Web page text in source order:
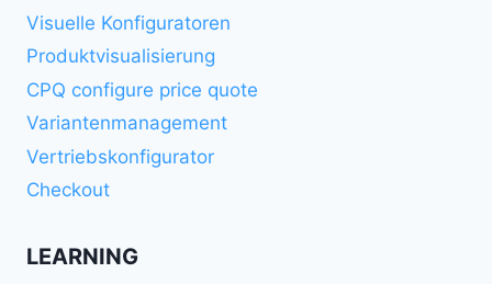
Visuelle Konfiguratoren
Produktvisualisierung
CPQ configure price quote
Variantenmanagement
Vertriebskonfigurator
Checkout
LEARNING